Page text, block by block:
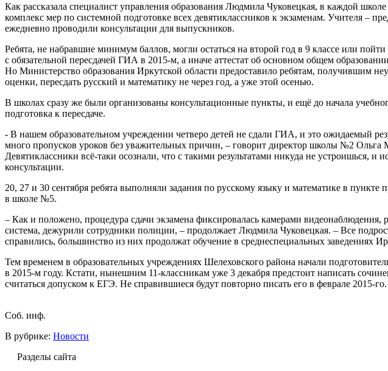
Как рассказала специалист управления образования Людмила Чуковецкая, в каждой школе
комплекс мер по системной подготовке всех девятиклассников к экзаменам. Учителя –
ежедневно проводили консультации для выпускников.
Ребята, не набравшие минимум баллов, могли остаться на второй год в 9 классе или пойти
с обязательной пересдачей ГИА в 2015-м, а иначе аттестат об основном общем
Но Министерство образования Иркутской области предоставило ребятам, получившим
оценки, пересдать русский и математику не через год, а уже этой осенью.
В школах сразу же были организованы консультационные пункты, и ещё до начала
подготовка к пересдаче.
- В нашем образовательном учреждении четверо детей не сдали ГИА, и это ожидаемый
много пропусков уроков без уважительных причин, – говорит директор школы №2 Ольга
Девятиклассники всё-таки осознали, что с такими результатами никуда не устроишься, и
консультации.
20, 27 и 30 сентября ребята выполняли задания по русскому языку и математике в пункте
в школе №5.
– Как и положено, процедура сдачи экзамена фиксировалась камерами видеонаблюдения,
система, дежурили сотрудники полиции, – продолжает Людмила Чуковецкая. – Все
справились, большинство из них продолжат обучение в среднеспециальных заведениях
Тем временем в образовательных учреждениях Шелеховского района начали
в 2015-м году. Кстати, нынешним 11-классникам уже 3 декабря предстоит написать
считаться допуском к ЕГЭ. Не справившиеся будут повторно писать его в феврале 2015-го.
Соб. инф.
В рубрике: Новости
Разделы сайта